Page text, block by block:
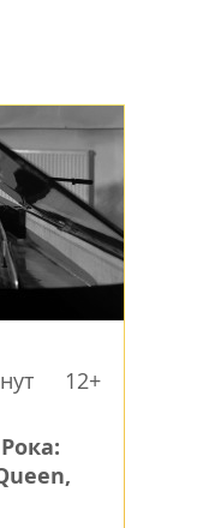
12+